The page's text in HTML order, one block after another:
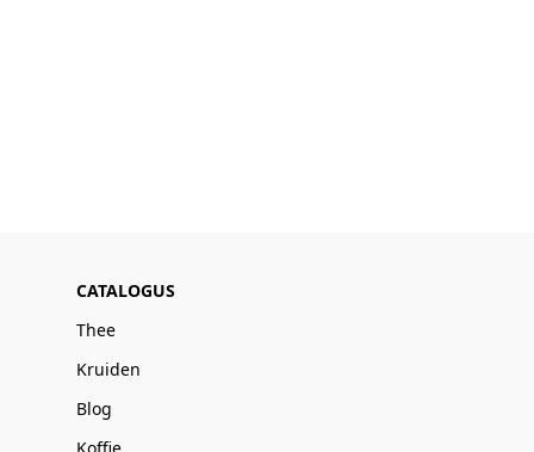
CATALOGUS
Thee
Kruiden
Blog